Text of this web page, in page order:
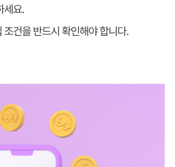
세요.
건을 반드시 확인해야 합니다.